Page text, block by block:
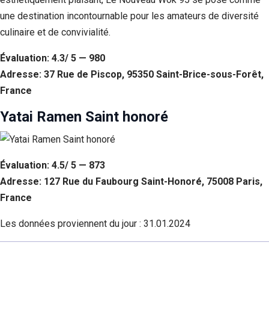
une destination incontournable pour les amateurs de diversité
culinaire et de convivialité.
Évaluation: 4.3/ 5 — 980
Adresse: 37 Rue de Piscop, 95350 Saint-Brice-sous-Forêt,
France
Yatai Ramen Saint honoré
Évaluation: 4.5/ 5 — 873
Adresse: 127 Rue du Faubourg Saint-Honoré, 75008 Paris,
France
Les données proviennent du jour : 31.01.2024